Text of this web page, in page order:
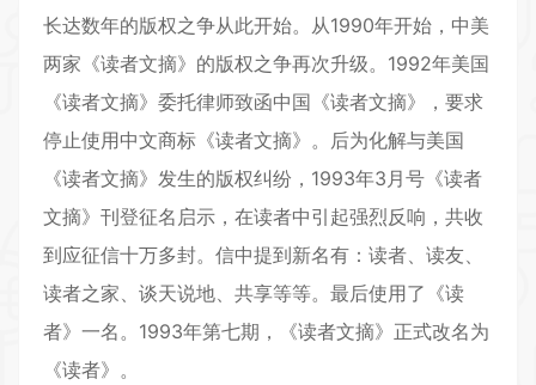
长达数年的版权之争从此开始。从1990年开始，中美
两家《读者文摘》的版权之争再次升级。1992年美国
《读者文摘》委托律师致函中国《读者文摘》，要求
停止使用中文商标《读者文摘》。后为化解与美国
《读者文摘》发生的版权纠纷，1993年3月号《读者
文摘》刊登征名启示，在读者中引起强烈反响，共收
到应征信十万多封。信中提到新名有：读者、读友、
读者之家、谈天说地、共享等等。最后使用了《读
者》一名。1993年第七期，《读者文摘》正式改名为
《读者》。